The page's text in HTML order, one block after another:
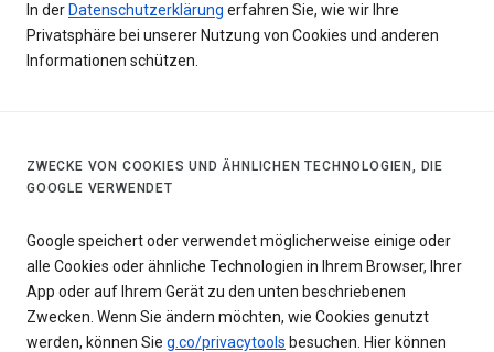
In der Datenschutzerklärung erfahren Sie, wie wir Ihre
Privatsphäre bei unserer Nutzung von Cookies und anderen
Informationen schützen.
ZWECKE VON COOKIES UND ÄHNLICHEN TECHNOLOGIEN, DIE
GOOGLE VERWENDET
Google speichert oder verwendet möglicherweise einige oder
alle Cookies oder ähnliche Technologien in Ihrem Browser, Ihrer
App oder auf Ihrem Gerät zu den unten beschriebenen
Zwecken. Wenn Sie ändern möchten, wie Cookies genutzt
werden, können Sie g.co/privacytools besuchen. Hier können